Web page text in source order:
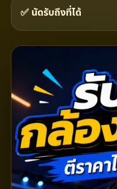
✅ นัดรับถึงที่ได้